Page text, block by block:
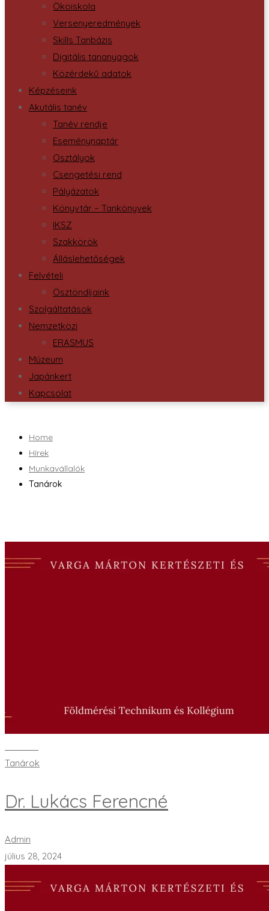
Ökoiskola
Versenyeredmények
Skills Tanbázis
Digitális tananyagok
Közérdekű adatok
Képzéseink
Akutális tanév
Tanév rendje
Eseménynaptár
Osztályok
Csengetési rend
Pályázatok
Könyvtár – Tankönyvek
IKSZ
Szakkörök
Álláslehetőségek
Felvételi
Ösztöndíjaink
Szolgáltatások
Nemzetközi
ERASMUS
Múzeum
Japánkert
Kapcsolat
Home
Hírek
Munkavállalók
Tanárok
Tanárok
Dr. Lukács Ferencné
Admin
július 28, 2024